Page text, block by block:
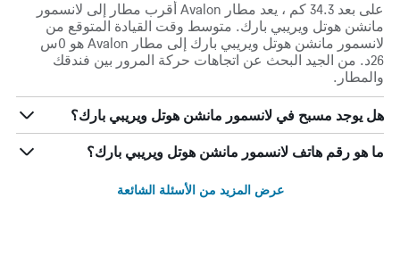
على بعد 34.3 كم ، يعد مطار Avalon أقرب مطار إلى لانسمور
مانشن هوتل ويريبي بارك. متوسط وقت القيادة المتوقع من
لانسمور مانشن هوتل ويريبي بارك إلى مطار Avalon هو 0س
26د. من الجيد البحث عن اتجاهات حركة المرور بين فندقك
والمطار.
هل يوجد مسبح في لانسمور مانشن هوتل ويريبي بارك؟
ما هو رقم هاتف لانسمور مانشن هوتل ويريبي بارك؟
عرض المزيد من الأسئلة الشائعة